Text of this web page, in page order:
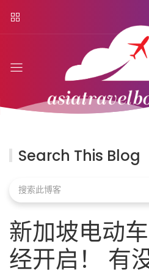
Search This Blog
新加坡电动
经开启！ 有